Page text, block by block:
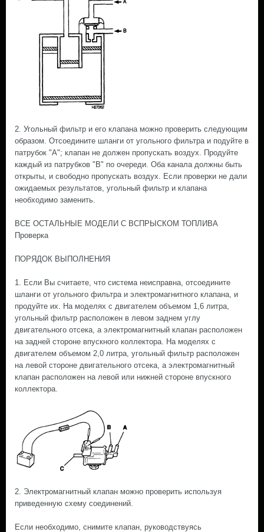
2. Угольный фильтр и его клапана можно проверить следующим
образом. Отсоедините шланги от угольного фильтра и подуйте в
патрубок "А"; клапан не должен пропускать воздух. Продуйте
каждый из патрубков "В" по очереди. Оба канала должны быть
открыты, и свободно пропускать воздух. Если проверки не дали
ожидаемых результатов, угольный фильтр и клапана
необходимо заменить.
ВСЕ ОСТАЛЬНЫЕ МОДЕЛИ С ВСПРЫСКОМ ТОПЛИВА
Проверка
ПОРЯДОК ВЫПОЛНЕНИЯ
1. Если Вы считаете, что система неисправна, отсоедините
шланги от угольного фильтра и электромагнитного клапана, и
продуйте их. На моделях с двигателем объемом 1,6 литра,
угольный фильтр расположен в левом заднем углу
двигательного отсека, а электромагнитный клапан расположен
на задней стороне впускного коллектора. На моделях с
двигателем объемом 2,0 литра, угольный фильтр расположен
на левой стороне двигательного отсека, а электромагнитный
клапан расположен на левой или нижней стороне впускного
коллектора.
2. Электромагнитный клапан можно проверить используя
приведенную схему соединений.
Если необходимо, снимите клапан, руководствуясь